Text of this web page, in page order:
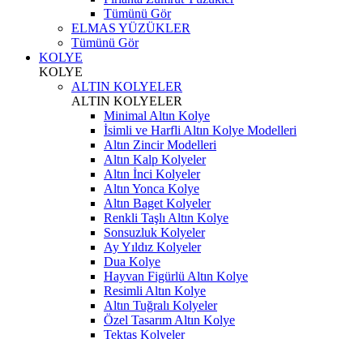
Tümünü Gör
ELMAS YÜZÜKLER
Tümünü Gör
KOLYE
KOLYE
ALTIN KOLYELER
ALTIN KOLYELER
Minimal Altın Kolye
İsimli ve Harfli Altın Kolye Modelleri
Altın Zincir Modelleri
Altın Kalp Kolyeler
Altın İnci Kolyeler
Altın Yonca Kolye
Altın Baget Kolyeler
Renkli Taşlı Altın Kolye
Sonsuzluk Kolyeler
Ay Yıldız Kolyeler
Dua Kolye
Hayvan Figürlü Altın Kolye
Resimli Altın Kolye
Altın Tuğralı Kolyeler
Özel Tasarım Altın Kolye
Tektaş Kolyeler